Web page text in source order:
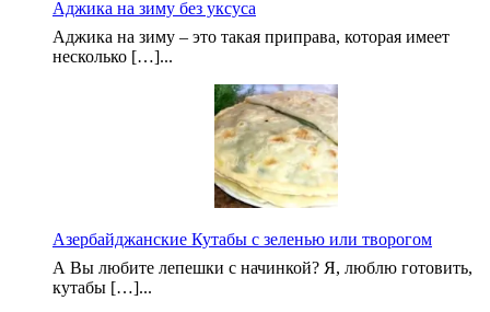
Аджика на зиму без уксуса
Аджика на зиму – это такая приправа, которая имеет
несколько […]...
Азербайджанские Кутабы с зеленью или творогом
А Вы любите лепешки с начинкой? Я, люблю готовить,
кутабы […]...